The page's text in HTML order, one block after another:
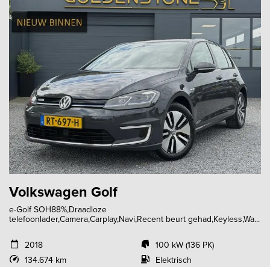
Volkswagen Golf
e-Golf SOH88%,Draadloze
telefoonlader,Camera,Carplay,Navi,Recent beurt gehad,Keyless,Wa...
2018
134.674 km
100 kW (136 PK)
Elektrisch